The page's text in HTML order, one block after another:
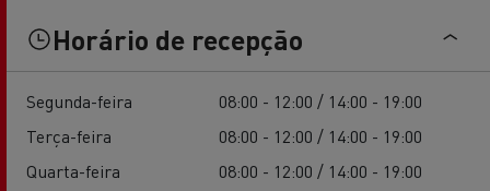
Horário de recepção
Segunda-feira
08:00 - 12:00 / 14:00 - 19:00
Terça-feira
08:00 - 12:00 / 14:00 - 19:00
Quarta-feira
08:00 - 12:00 / 14:00 - 19:00